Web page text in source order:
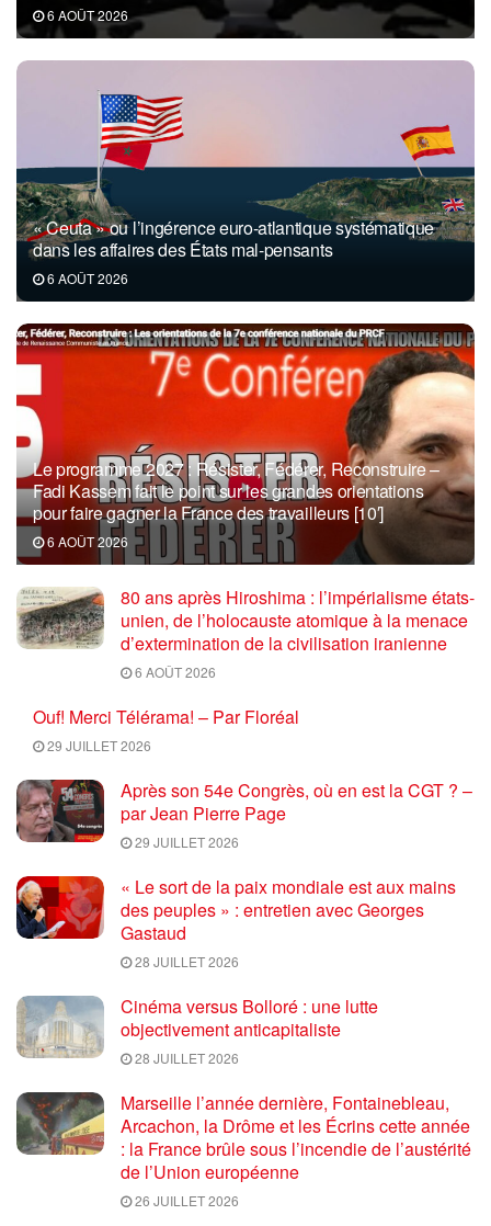
6 AOÛT 2026
« Ceuta » ou l’ingérence euro-atlantique systématique
dans les affaires des États mal-pensants
6 AOÛT 2026
Le programme 2027 : Résister, Fédérer, Reconstruire –
Fadi Kassem fait le point sur les grandes orientations
pour faire gagner la France des travailleurs [10′]
6 AOÛT 2026
80 ans après Hiroshima : l’impérialisme états-
unien, de l’holocauste atomique à la menace
d’extermination de la civilisation iranienne
6 AOÛT 2026
Ouf! Merci Télérama! – Par Floréal
29 JUILLET 2026
Après son 54e Congrès, où en est la CGT ? –
par Jean Pierre Page
29 JUILLET 2026
« Le sort de la paix mondiale est aux mains
des peuples » : entretien avec Georges
Gastaud
28 JUILLET 2026
Cinéma versus Bolloré : une lutte
objectivement anticapitaliste
28 JUILLET 2026
Marseille l’année dernière, Fontainebleau,
Arcachon, la Drôme et les Écrins cette année
: la France brûle sous l’incendie de l’austérité
de l’Union européenne
26 JUILLET 2026